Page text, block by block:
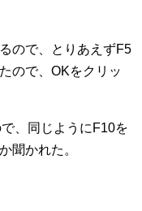
ので、とりあえずF5
ので、OKをクリッ
、同じようにF10を
聞かれた。